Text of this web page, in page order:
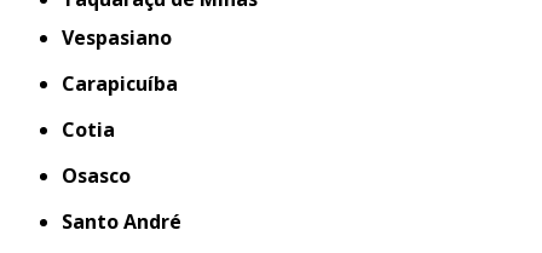
Vespasiano
Carapicuíba
Cotia
Osasco
Santo André